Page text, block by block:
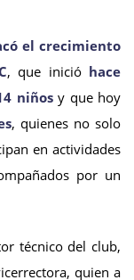
el crecimiento
, que inició hace
niñosy que hoy
, quienes no solo
en actividades
por un
técnico del club,
quien a